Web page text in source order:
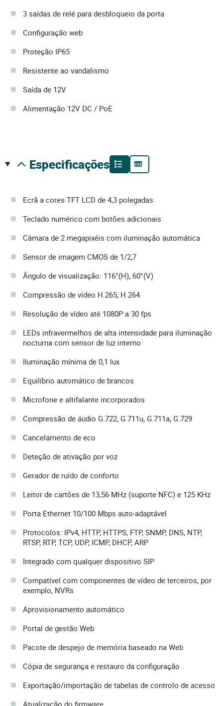
3 saídas de relé para desbloqueio da porta
Configuração web
Proteção IP65
Resistente ao vandalismo
Saída de 12V
Alimentação 12V DC / PoE
especificações
Ecrã a cores TFT LCD de 4,3 polegadas
Teclado numérico com botões adicionais
Câmara de 2 megapixéis com iluminação automática
Sensor de imagem CMOS de 1/2,7
Ângulo de visualização: 116°(H), 60°(V)
Compressão de vídeo H.265, H.264
Resolução de vídeo até 1080P a 30 fps
LEDs infravermelhos de alta intensidade para iluminação
nocturna com sensor de luz interno
Iluminação mínima de 0,1 lux
Equilíbrio automático de brancos
Microfone e altifalante incorporados
Compressão de áudio G.722, G.711u, G.711a, G.729
Cancelamento de eco
Deteção de ativação por voz
Gerador de ruído de conforto
Leitor de cartões de 13,56 MHz (suporte NFC) e 125 KHz
Porta Ethernet 10/100 Mbps auto-adaptável
Protocolos: IPv4, HTTP, HTTPS, FTP, SNMP, DNS, NTP,
RTSP, RTP, TCP, UDP, ICMP, DHCP, ARP
Integrado com qualquer dispositivo SIP
Compatível com componentes de vídeo de terceiros, por
exemplo, NVRs
Aprovisionamento automático
Portal de gestão Web
Pacote de despejo de memória baseado na Web
Cópia de segurança e restauro da configuração
Exportação/importação de tabelas de controlo de acesso
Atualização do firmware